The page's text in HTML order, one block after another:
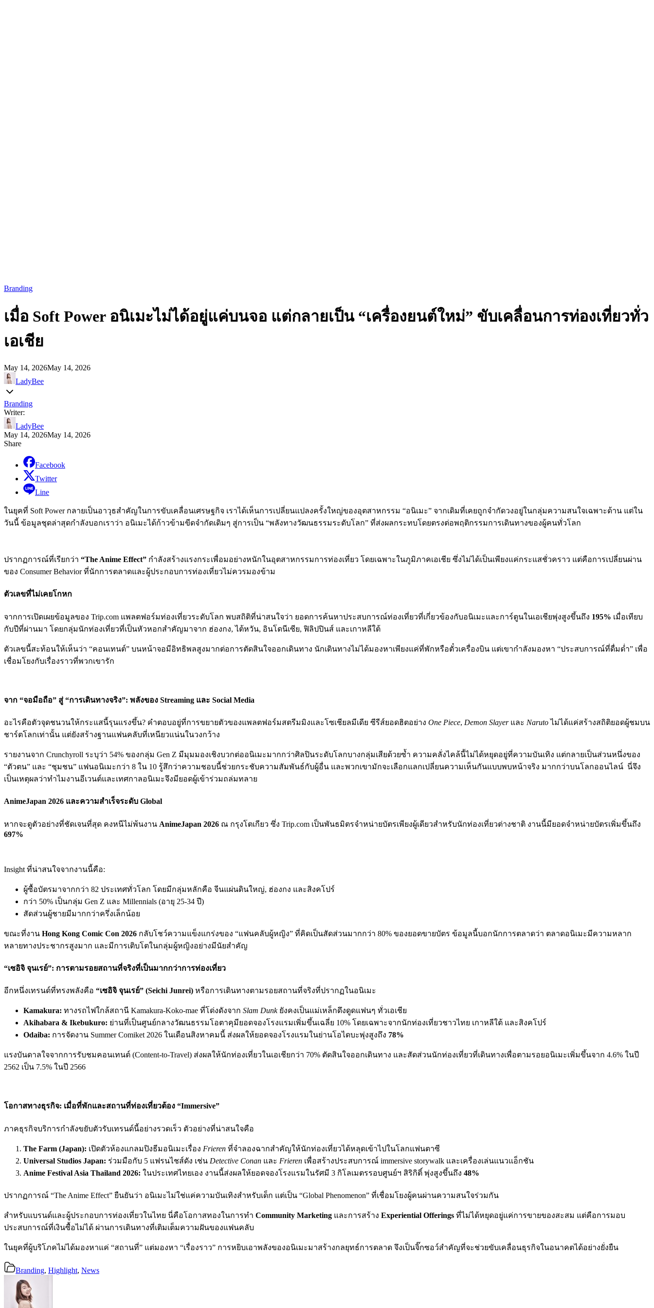
Branding
เมื่อ Soft Power อนิเมะไม่ได้อยู่แค่บนจอ แต่กลายเป็น “เครื่องยนต์ใหม่” ขับเคลื่อนการท่องเที่ยวทั่ว
เอเชีย
May 14, 2026May 14, 2026
LadyBee
Branding
Writer:
LadyBee
May 14, 2026May 14, 2026
Share
Facebook
Twitter
Line
ในยุคที่ Soft Power กลายเป็นอาวุธสำคัญในการขับเคลื่อนเศรษฐกิจ เราได้เห็นการเปลี่ยนแปลงครั้งใหญ่ของอุตสาหกรรม “อนิเมะ” จากเดิมที่เคยถูกจำกัดวงอยู่ในกลุ่มความสนใจเฉพาะด้าน แต่ใน
วันนี้ ข้อมูลชุดล่าสุดกำลังบอกเราว่า อนิเมะได้ก้าวข้ามขีดจำกัดเดิมๆ สู่การเป็น “พลังทางวัฒนธรรมระดับโลก” ที่ส่งผลกระทบโดยตรงต่อพฤติกรรมการเดินทางของผู้คนทั่วโลก
ปรากฏการณ์ที่เรียกว่า “The Anime Effect” กำลังสร้างแรงกระเพื่อมอย่างหนักในอุตสาหกรรมการท่องเที่ยว โดยเฉพาะในภูมิภาคเอเชีย ซึ่งไม่ได้เป็นเพียงแค่กระแสชั่วคราว แต่คือการเปลี่ยนผ่าน
ของ Consumer Behavior ที่นักการตลาดและผู้ประกอบการท่องเที่ยวไม่ควรมองข้าม
ตัวเลขที่ไม่เคยโกหก
จากการเปิดเผยข้อมูลของ Trip.com แพลตฟอร์มท่องเที่ยวระดับโลก พบสถิติที่น่าสนใจว่า ยอดการค้นหาประสบการณ์ท่องเที่ยวที่เกี่ยวข้องกับอนิเมะและการ์ตูนในเอเชียพุ่งสูงขึ้นถึง 195% เมื่อเทียบ
กับปีที่ผ่านมา โดยกลุ่มนักท่องเที่ยวที่เป็นหัวหอกสำคัญมาจาก ฮ่องกง, ไต้หวัน, อินโดนีเซีย, ฟิลิปปินส์ และเกาหลีใต้
ตัวเลขนี้สะท้อนให้เห็นว่า “คอนเทนต์” บนหน้าจอมีอิทธิพลสูงมากต่อการตัดสินใจออกเดินทาง นักเดินทางไม่ได้มองหาเพียงแค่ที่พักหรือตั๋วเครื่องบิน แต่เขากำลังมองหา “ประสบการณ์ที่ดื่มด่ำ” เพื่อ
เชื่อมโยงกับเรื่องราวที่พวกเขารัก
จาก “จอมือถือ” สู่ “การเดินทางจริง”: พลังของ Streaming และ Social Media
อะไรคือตัวจุดชนวนให้กระแสนี้รุนแรงขึ้น? คำตอบอยู่ที่การขยายตัวของแพลตฟอร์มสตรีมมิงและโซเชียลมีเดีย ซีรีส์ยอดฮิตอย่าง One Piece, Demon Slayerและ Narutoไม่ได้แค่สร้างสถิติยอดผู้ชมบน
ชาร์ตโลกเท่านั้น แต่ยังสร้างฐานแฟนคลับที่เหนียวแน่นในวงกว้าง
รายงานจาก Crunchyroll ระบุว่า 54% ของกลุ่ม Gen Z มีมุมมองเชิงบวกต่ออนิเมะมากกว่าศิลปินระดับโลกบางกลุ่มเสียด้วยซ้ำ ความคลั่งไคล้นี้ไม่ได้หยุดอยู่ที่ความบันเทิง แต่กลายเป็นส่วนหนึ่งของ
“ตัวตน” และ “ชุมชน” แฟนอนิเมะกว่า 8 ใน 10 รู้สึกว่าความชอบนี้ช่วยกระชับความสัมพันธ์กับผู้อื่น และพวกเขามักจะเลือกแลกเปลี่ยนความเห็นกันแบบพบหน้าจริง มากกว่าบนโลกออนไลน์ นี่จึง
เป็นเหตุผลว่าทำไมงานอีเวนต์และเทศกาลอนิเมะจึงมียอดผู้เข้าร่วมถล่มทลาย
AnimeJapan 2026 และความสำเร็จระดับ Global
หากจะดูตัวอย่างที่ชัดเจนที่สุด คงหนีไม่พ้นงาน AnimeJapan 2026 ณ กรุงโตเกียว ซึ่ง Trip.com เป็นพันธมิตรจำหน่ายบัตรเพียงผู้เดียวสำหรับนักท่องเที่ยวต่างชาติ งานนี้มียอดจำหน่ายบัตรเพิ่มขึ้นถึง
697%
Insight ที่น่าสนใจจากงานนี้คือ:
ผู้ซื้อบัตรมาจากกว่า 82 ประเทศทั่วโลก โดยมีกลุ่มหลักคือ จีนแผ่นดินใหญ่, ฮ่องกง และสิงคโปร์
กว่า 50% เป็นกลุ่ม Gen Z และ Millennials (อายุ 25-34 ปี)
สัดส่วนผู้ชายมีมากกว่าครึ่งเล็กน้อย
ขณะที่งาน Hong Kong Comic Con 2026 กลับโชว์ความแข็งแกร่งของ “แฟนคลับผู้หญิง” ที่คิดเป็นสัดส่วนมากกว่า 80% ของยอดขายบัตร ข้อมูลนี้บอกนักการตลาดว่า ตลาดอนิเมะมีความหลาก
หลายทางประชากรสูงมาก และมีการเติบโตในกลุ่มผู้หญิงอย่างมีนัยสำคัญ
“เซอิจิ จุนเรย์”: การตามรอยสถานที่จริงที่เป็นมากกว่าการท่องเที่ยว
อีกหนึ่งเทรนด์ที่ทรงพลังคือ “เซอิจิ จุนเรย์” (Seichi Junrei) หรือการเดินทางตามรอยสถานที่จริงที่ปรากฏในอนิเมะ
Kamakura: ทางรถไฟใกล้สถานี Kamakura-Koko-mae ที่โด่งดังจาก Slam Dunkยังคงเป็นแม่เหล็กดึงดูดแฟนๆ ทั่วเอเชีย
Akihabara & Ikebukuro: ย่านที่เป็นศูนย์กลางวัฒนธรรมโอตาคุมียอดจองโรงแรมเพิ่มขึ้นเฉลี่ย 10% โดยเฉพาะจากนักท่องเที่ยวชาวไทย เกาหลีใต้ และสิงคโปร์
Odaiba: การจัดงาน Summer Comiket 2026 ในเดือนสิงหาคมนี้ ส่งผลให้ยอดจองโรงแรมในย่านโอไดบะพุ่งสูงถึง 78%
แรงบันดาลใจจากการรับชมคอนเทนต์ (Content-to-Travel) ส่งผลให้นักท่องเที่ยวในเอเชียกว่า 70% ตัดสินใจออกเดินทาง และสัดส่วนนักท่องเที่ยวที่เดินทางเพื่อตามรอยอนิเมะเพิ่มขึ้นจาก 4.6% ในปี
2562 เป็น 7.5% ในปี 2566
โอกาสทางธุรกิจ: เมื่อที่พักและสถานที่ท่องเที่ยวต้อง “Immersive”
ภาคธุรกิจบริการกำลังขยับตัวรับเทรนด์นี้อย่างรวดเร็ว ตัวอย่างที่น่าสนใจคือ
The Farm (Japan): เปิดตัวห้องแกลมปิงธีมอนิเมะเรื่อง Frieren ที่จำลองฉากสำคัญให้นักท่องเที่ยวได้หลุดเข้าไปในโลกแฟนตาซี
Universal Studios Japan: ร่วมมือกับ 5 แฟรนไชส์ดัง เช่น Detective Conan และ Frieren เพื่อสร้างประสบการณ์ immersive storywalk และเครื่องเล่นแนวแอ็กชัน
Anime Festival Asia Thailand 2026: ในประเทศไทยเอง งานนี้ส่งผลให้ยอดจองโรงแรมในรัศมี 3 กิโลเมตรรอบศูนย์ฯ สิริกิติ์ พุ่งสูงขึ้นถึง 48%
ปรากฏการณ์ “The Anime Effect” ยืนยันว่า อนิเมะไม่ใช่แค่ความบันเทิงสำหรับเด็ก แต่เป็น “Global Phenomenon” ที่เชื่อมโยงผู้คนผ่านความสนใจร่วมกัน
สำหรับแบรนด์และผู้ประกอบการท่องเที่ยวในไทย นี่คือโอกาสทองในการทำ Community Marketing และการสร้าง Experiential Offerings ที่ไม่ได้หยุดอยู่แค่การขายของสะสม แต่คือการมอบ
ประสบการณ์ที่เงินซื้อไม่ได้ ผ่านการเดินทางที่เติมเต็มความฝันของแฟนคลับ
ในยุคที่ผู้บริโภคไม่ได้มองหาแค่ “สถานที่” แต่มองหา “เรื่องราว” การหยิบเอาพลังของอนิเมะมาสร้างกลยุทธ์การตลาด จึงเป็นจิ๊กซอว์สำคัญที่จะช่วยขับเคลื่อนธุรกิจในอนาคตได้อย่างยั่งยืน
Branding, Highlight, News